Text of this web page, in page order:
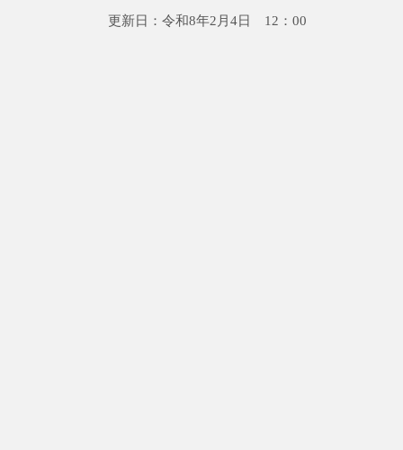
更新日：令和8年2月4日 12：00